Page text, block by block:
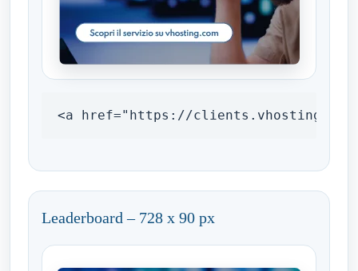
<a href="https://clients.vhosting.com/
Leaderboard – 728 x 90 px